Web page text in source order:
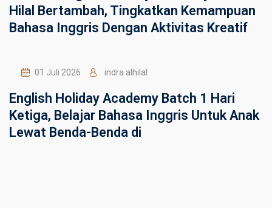
Hilal Bertambah, Tingkatkan Kemampuan
Bahasa Inggris Dengan Aktivitas Kreatif
01 Juli 2026 indra alhilal
English Holiday Academy Batch 1 Hari
Ketiga, Belajar Bahasa Inggris Untuk Anak
Lewat Benda-Benda di